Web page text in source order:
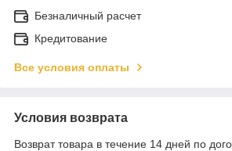
Безналичный расчет
Кредитование
Все условия оплаты
Условия возврата
Возврат товара в течение 14 дней по